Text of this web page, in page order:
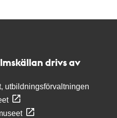
drivs av
utbildningsförvaltningen